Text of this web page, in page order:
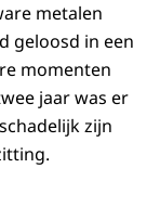
metalen
geloosd in een
momenten
jaar was er
zijn